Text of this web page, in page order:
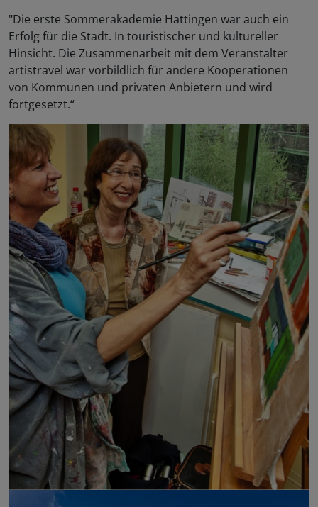
"Die erste Sommerakademie Hattingen war auch ein
Erfolg für die Stadt. In touristischer und kultureller
Hinsicht. Die Zusammenarbeit mit dem Veranstalter
artistravel war vorbildlich für andere Kooperationen
von Kommunen und privaten Anbietern und wird
fortgesetzt.“